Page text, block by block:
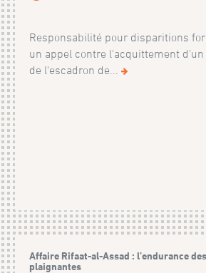
Responsabilité pour disparitions
un appel contre l'acquittement
de l'escadron de...
Affaire Rifaat-al-Assad : l’endurance
plaignantes